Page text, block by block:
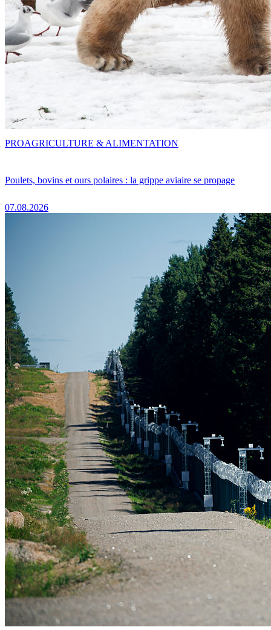
Poulets, bovins et ours polaires : la grippe aviaire se propage
07.08.2026
PROAGRICULTURE & ALIMENTATION